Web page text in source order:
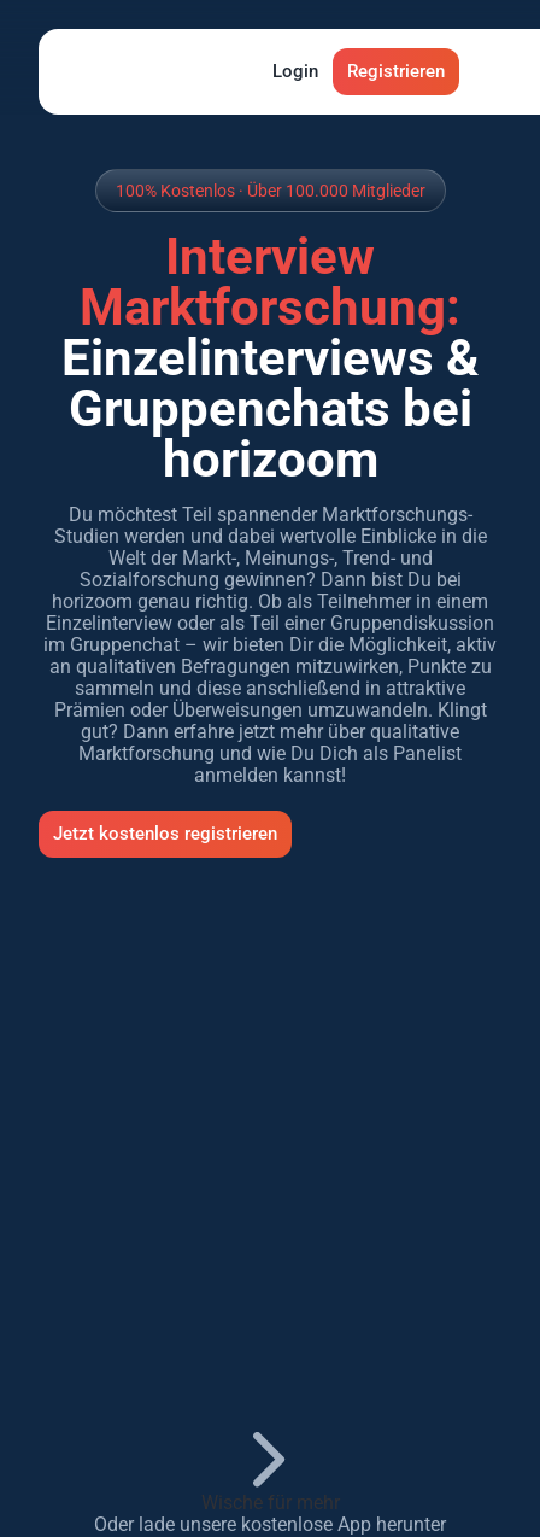
App Tests Ratgeber
App Tests Ratgeber
Login Registrieren
100% Kostenlos · Über 100.000 Mitglieder
Interview
Marktforschung:
Einzelinterviews &
Gruppenchats bei
horizoom
Du möchtest Teil spannender Marktforschungs-
Studien werden und dabei wertvolle Einblicke in die
Welt der Markt-, Meinungs-, Trend- und
Sozialforschung gewinnen? Dann bist Du bei
horizoom genau richtig. Ob als Teilnehmer in einem
Einzelinterview oder als Teil einer Gruppendiskussion
im Gruppenchat – wir bieten Dir die Möglichkeit, aktiv
an qualitativen Befragungen mitzuwirken, Punkte zu
sammeln und diese anschließend in attraktive
Prämien oder Überweisungen umzuwandeln. Klingt
gut? Dann erfahre jetzt mehr über qualitative
Marktforschung und wie Du Dich als Panelist
anmelden kannst!
Jetzt kostenlos registrieren
Wische für mehr
Oder lade unsere kostenlose App herunter